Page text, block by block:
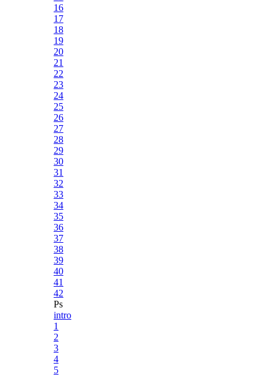
16
17
18
19
20
21
22
23
24
25
26
27
28
29
30
31
32
33
34
35
36
37
38
39
40
41
42
Ps
intro
1
2
3
4
5